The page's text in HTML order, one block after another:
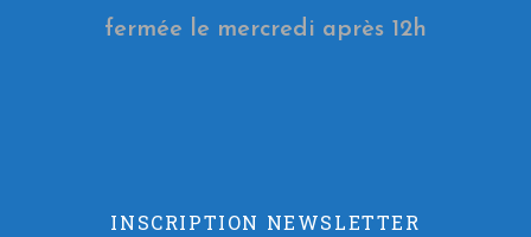
fermée le mercredi après 12h
INSCRIPTION NEWSLETTER